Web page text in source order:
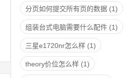
分页如何提交所有页的数据 (1)
组装台式电脑需要什么配件 (1)
三星e1720nr怎么样 (1)
theory价位怎么样 (1)